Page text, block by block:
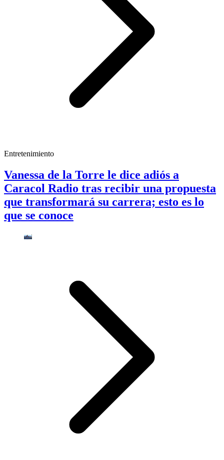
Entretenimiento
Vanessa de la Torre le dice adiós a
Caracol Radio tras recibir una propuesta
que transformará su carrera; esto es lo
que se conoce